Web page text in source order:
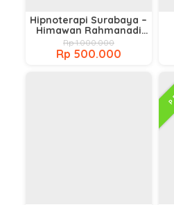
Hipnoterapi Surabaya –
Himawan Rahmanadi
S.Psi.,CH.,CHt.,CI
Rp 1.000.000
Rp 500.000